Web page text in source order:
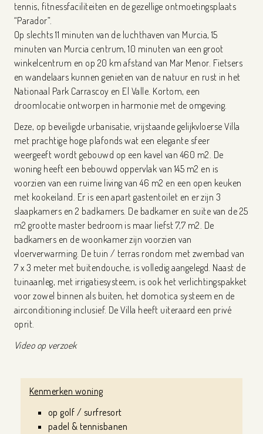
tennis, fitnessfaciliteiten en de gezellige ontmoetingsplaats
“Parador”.
Op slechts 11 minuten van de luchthaven van Murcia, 15
minuten van Murcia centrum, 10 minuten van een groot
winkelcentrum en op 20 km afstand van Mar Menor. Fietsers
en wandelaars kunnen genieten van de natuur en rust in het
Nationaal Park Carrascoy en El Valle. Kortom, een
droomlocatie ontworpen in harmonie met de omgeving.
Deze, op beveiligde urbanisatie, vrijstaande gelijkvloerse Villa
met prachtige hoge plafonds wat een elegante sfeer
weergeeft wordt gebouwd op een kavel van 460 m2. De
woning heeft een bebouwd oppervlak van 145 m2 en is
voorzien van een ruime living van 46 m2 en een open keuken
met kookeiland. Er is een apart gastentoilet en er zijn 3
slaapkamers en 2 badkamers. De badkamer en suite van de 25
m2 grootte master bedroom is maar liefst 7,7 m2. De
badkamers en de woonkamer zijn voorzien van
vloerverwarming. De tuin / terras rondom met zwembad van
7 x 3 meter met buitendouche, is volledig aangelegd. Naast de
tuinaanleg, met irrigatiesysteem, is ook het verlichtingspakket
voor zowel binnen als buiten, het domotica systeem en de
airconditioning inclusief. De Villa heeft uiteraard een privé
oprit.
Video op verzoek
Kenmerken woning
op golf / surfresort
padel & tennisbanen